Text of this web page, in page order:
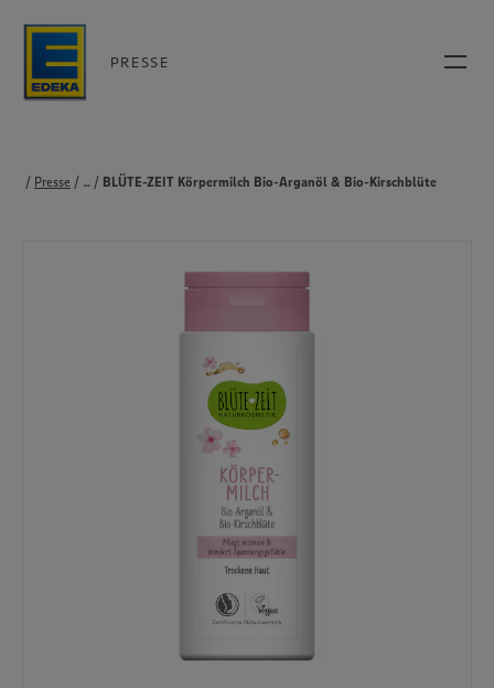
PRESSE
Presse Produkte
BLÜTE-ZEIT Körpermilch Bio-Arganöl & Bio-Kirschblüte
...